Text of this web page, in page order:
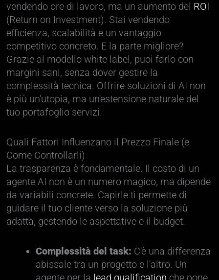
vendendo ore di lavoro, ma un aumento del ROI
(Return on Investment). Stai vendendo
efficienza, scalabilità e un vantaggio
competitivo concreto. E la parte migliore?
Grazie al modello white label, puoi farlo con
margini sani, senza dover gestire la
complessità tecnica. Offrire soluzioni di AI non
è più un'utopia, ma un'estensione naturale del
tuo portafoglio servizi.
Quali Fattori Influenzano il Prezzo Finale (e
Come Controllarli)
La trasparenza è fondamentale. Il costo di un
agente AI non è un numero magico, ma dipende
da variabili concrete. Capirle ti permette di
guidare il tuo cliente verso la soluzione più
adatta, gestendo le aspettative e il budget.
Complessità del task: C'è una differenza
abissale tra un progetto e l'altro. Un
agente per la lead qualification che pone